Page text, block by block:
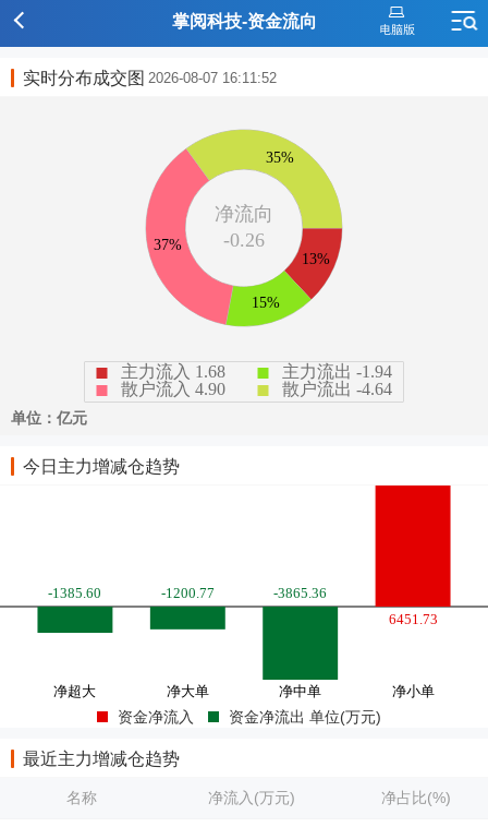
掌阅科技-资金流向
实时分布成交图 2026-08-07 16:11:52
今日主力增减仓趋势
资金净流入 资金净流出 单位(万元)
最近主力增减仓趋势
名称 净流入(万元) 净占比(%)